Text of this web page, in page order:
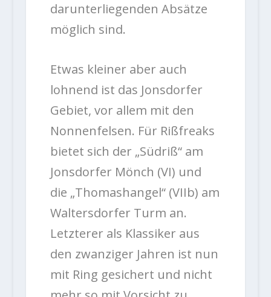
darunterliegenden Absätze
möglich sind.
Etwas kleiner aber auch
lohnend ist das Jonsdorfer
Gebiet, vor allem mit den
Nonnenfelsen. Für Rißfreaks
bietet sich der „Südriß“ am
Jonsdorfer Mönch (VI) und
die „Thomashangel“ (VIIb) am
Waltersdorfer Turm an.
Letzterer als Klassiker aus
den zwanziger Jahren ist nun
mit Ring gesichert und nicht